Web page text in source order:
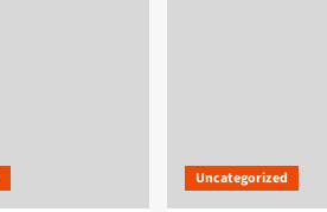
Uncategorized